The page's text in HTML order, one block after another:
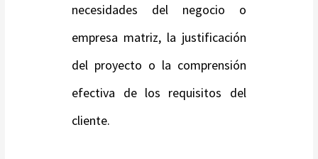
necesidades del negocio o
empresa matriz, la justificación
del proyecto o la comprensión
efectiva de los requisitos del
cliente.